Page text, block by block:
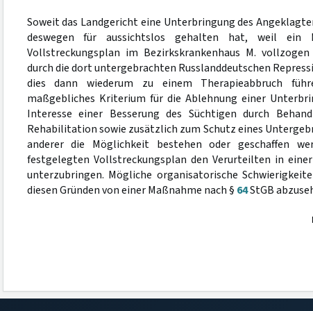
Soweit das Landgericht eine Unterbringung des
deswegen für aussichtslos gehalten hat, weil ein
Vollstreckungsplan im Bezirkskrankenhaus M.
durch die dort untergebrachten Russlanddeutschen
dies dann wiederum zu einem Therapieabbruch
maßgebliches Kriterium für die Ablehnung einer
Interesse einer Besserung des Süchtigen durch
Rehabilitation sowie zusätzlich zum Schutz eines
anderer die Möglichkeit bestehen oder geschaffen
festgelegten Vollstreckungsplan den Verurteilten in
unterzubringen. Mögliche organisatorische
diesen Gründen von einer Maßnahme nach § 64StGB